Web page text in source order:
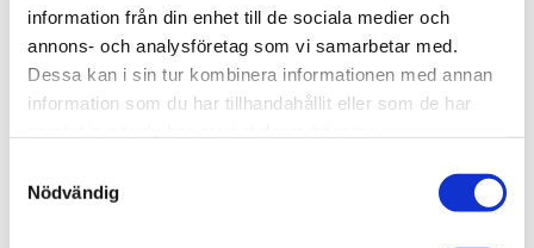
information från din enhet till de sociala medier och
annons- och analysföretag som vi samarbetar med.
Dessa kan i sin tur kombinera informationen med annan
information som du har tillhandahållit eller som de har
Nödvändig
Allmänt
Omdömen
Produktens betyg Baserat på 0 betyg.